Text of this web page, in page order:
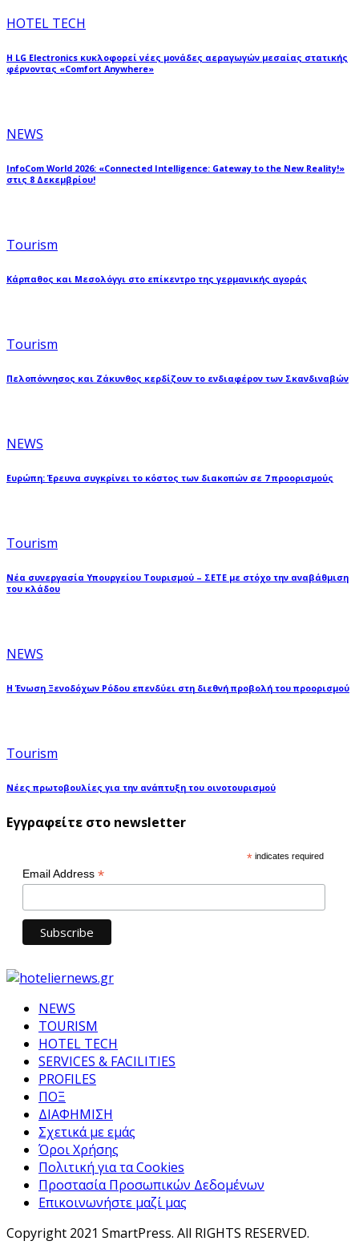
HOTEL TECH
Η LG Electronics κυκλοφορεί νέες μονάδες αεραγωγών μεσαίας στατικής
φέρνοντας «Comfort Anywhere»
NEWS
InfoCom World 2026: «Connected Intelligence: Gateway to the New Reality!»
στις 8 Δεκεμβρίου!
Tourism
Κάρπαθος και Μεσολόγγι στο επίκεντρο της γερμανικής αγοράς
Tourism
Πελοπόννησος και Ζάκυνθος κερδίζουν το ενδιαφέρον των Σκανδιναβών
NEWS
Ευρώπη: Έρευνα συγκρίνει το κόστος των διακοπών σε 7 προορισμούς
Tourism
Νέα συνεργασία Υπουργείου Τουρισμού – ΣΕΤΕ με στόχο την αναβάθμιση
του κλάδου
NEWS
Η Ένωση Ξενοδόχων Ρόδου επενδύει στη διεθνή προβολή του προορισμού
Tourism
Νέες πρωτοβουλίες για την ανάπτυξη του οινοτουρισμού
Εγγραφείτε στο newsletter
* indicates required
Email Address *
NEWS
TOURISM
HOTEL TECH
SERVICES & FACILITIES
PROFILES
ΠΟΞ
ΔΙΑΦΗΜΙΣΗ
Σχετικά με εμάς
Όροι Χρήσης
Πολιτική για τα Cookies
Προστασία Προσωπικών Δεδομένων
Επικοινωνήστε μαζί μας
Copyright 2021 SmartPress. All RIGHTS RESERVED.